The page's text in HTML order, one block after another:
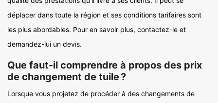
déplacer dans toute la région et ses conditions tarifaires sont
les plus abordables. Pour en savoir plus, contactez-le et
demandez-lui un devis.
Que faut-il comprendre à propos des prix
de changement de tuile ?
Lorsque vous projetez de procéder à des changements de